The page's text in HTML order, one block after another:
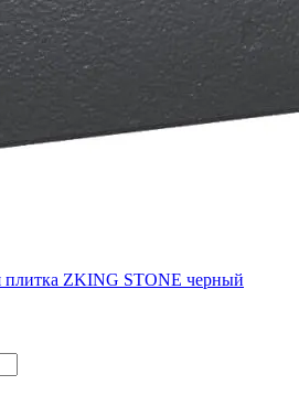
плитка ZKING STONE черный